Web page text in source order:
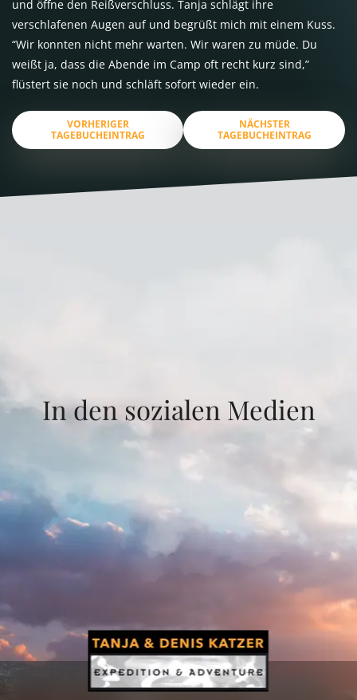
und öffne den Reißverschluss. Tanja schlägt ihre
verschlafenen Augen auf und begrüßt mich mit einem Kuss.
“Wir konnten nicht mehr warten. Wir waren zu müde. Du
weißt ja, dass die Abende im Camp oft recht kurz sind,”
flüstert sie noch und schläft sofort wieder ein.
VORHERIGER
TAGEBUCHEINTRAG
NÄCHSTER
TAGEBUCHEINTRAG
In den sozialen Medien